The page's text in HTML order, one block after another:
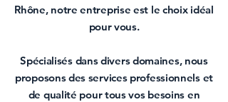
Rhône, notre entreprise est le choix idéal
pour vous.
Spécialisés dans divers domaines, nous
proposons des services professionnels et
de qualité pour tous vos besoins en